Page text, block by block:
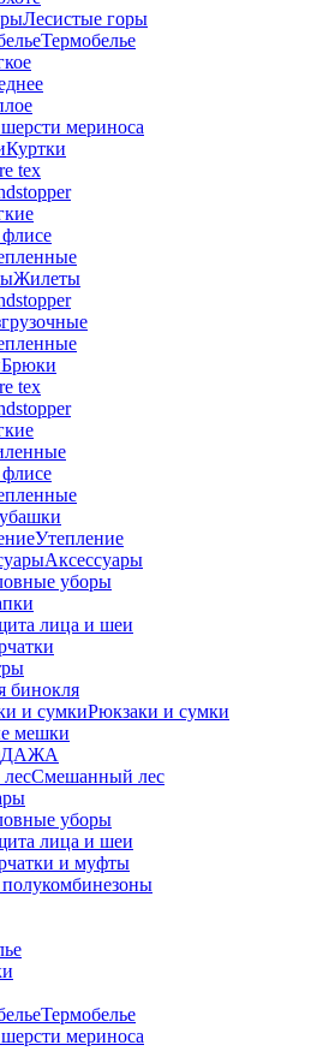
Лесистые горы
Термобелье
мериноса
Куртки
tex
Жилеты
Брюки
tex
Утепление
Аксессуары
уборы
лица и шеи
бинокля
Рюкзаки и сумки
мешки
Смешанный лес
уборы
лица и шеи
и муфты
Термобелье
мериноса